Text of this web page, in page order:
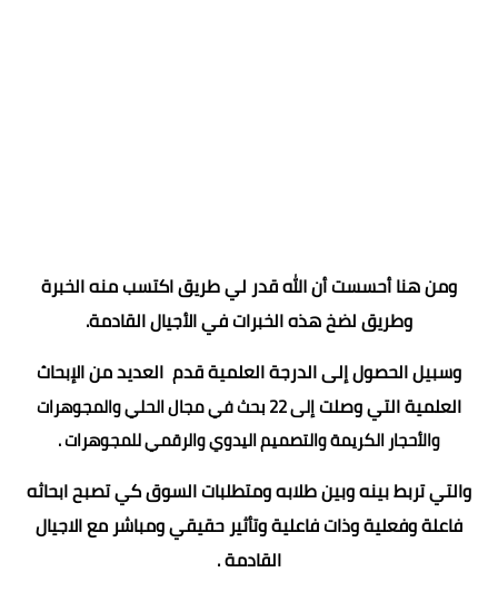
ومن هنا أحسست أن الله قدر لي طريق اكتسب منه الخبرة
وطريق لضخ هذه الخبرات في الأجيال القادمة.
وسبيل الحصول إلى الدرجة العلمية قدم العديد من الإبحاث
العلمية التي وصلت
إلى 22 بحث في مجال الحلي والمجوهرات
والأحجار الكريمة والتصميم اليدوي والرقمي للمجوهرات .
والتي تربط بينه وبين طلابه ومتطلبات السوق كي تصبح ابحاثه
فاعلة وفعلية وذات فاعلية وتأثير حقيقي ومباشر مع الاجيال
القادمة .